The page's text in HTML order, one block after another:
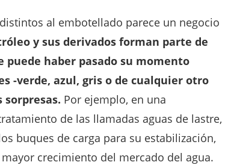
al embotellado parece un negocio
y sus derivados forman parte de
haber pasado su momento
-verde, azul, gris o de cualquier otro
sorpresas. Por ejemplo, en una
de las llamadas aguas de lastre,
buques de carga para su estabilización,
crecimiento del mercado del agua.